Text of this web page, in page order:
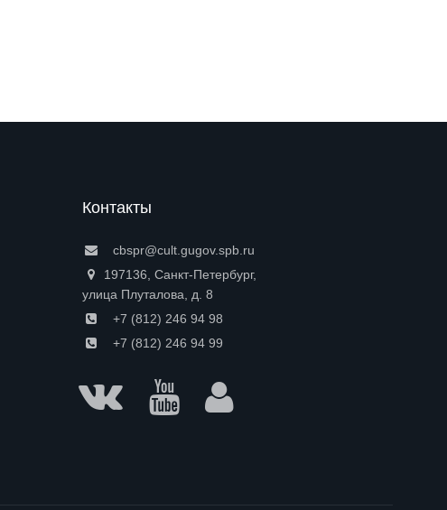
Контакты
cbspr@cult.gugov.spb.ru
197136, Санкт-Петербург,
улица Плуталова, д. 8
+7 (812) 246 94 98
+7 (812) 246 94 99